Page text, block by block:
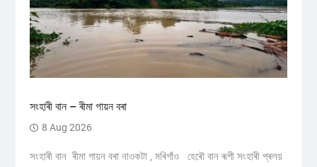
সংহাৰী বান – ৰীমা গায়ন বৰা
8 Aug 2026
সংহাৰী বান ৰীমা গায়ন বৰা নাওকটা , মৰিগাঁও হেৰৌ বান ৰূপী সংহাৰী প্ৰলয়